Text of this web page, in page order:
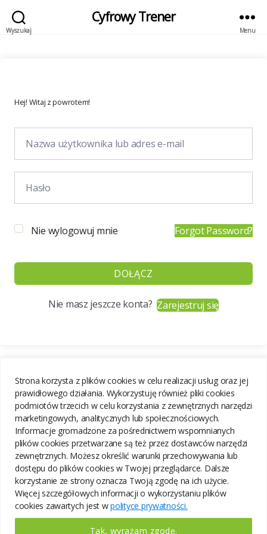
Strona korzysta z plików cookies w celu realizacji usług oraz jej
prawidłowego działania. Wykorzystuję również pliki cookies
podmiotów trzecich w celu korzystania z zewnętrznych narzędzi
marketingowych, analitycznych lub społecznościowych.
Informacje gromadzone za pośrednictwem wspomnianych
plików cookies przetwarzane są też przez dostawców narzędzi
zewnętrznych. Możesz określić warunki przechowywania lub
dostępu do plików cookies w Twojej przeglądarce. Dalsze
korzystanie ze strony oznacza Twoją zgodę na ich użycie.
Więcej szczegółowych informacji o wykorzystaniu plików
cookies zawartych jest wpolityce prywatności.
Tak, wyrażam zgodę.
Wyszukaj
Cyfrowy Trener
Menu
Hej! Witaj z powrotem!
Nie wylogowuj mnie Forgot Password?
DOŁĄCZ
Nie masz jeszcze konta?Zarejestruj się